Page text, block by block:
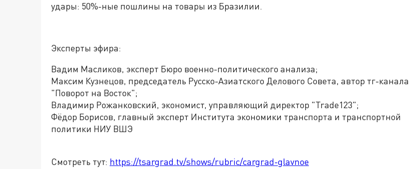
удары: 50%-ные пошлины на товары из Бразилии.
Эксперты эфира:
Вадим Масликов, эксперт Бюро военно-политического анализа;
Максим Кузнецов, председатель Русско-Азиатского Делового Совета, автор тг-канала
"Поворот на Восток";
Владимир Рожанковский, экономист, управляющий директор "Trade123";
Фёдор Борисов, главный эксперт Института экономики транспорта и транспортной
политики НИУ ВШЭ
Смотреть тут: https://tsargrad.tv/shows/rubric/cargrad-glavnoe